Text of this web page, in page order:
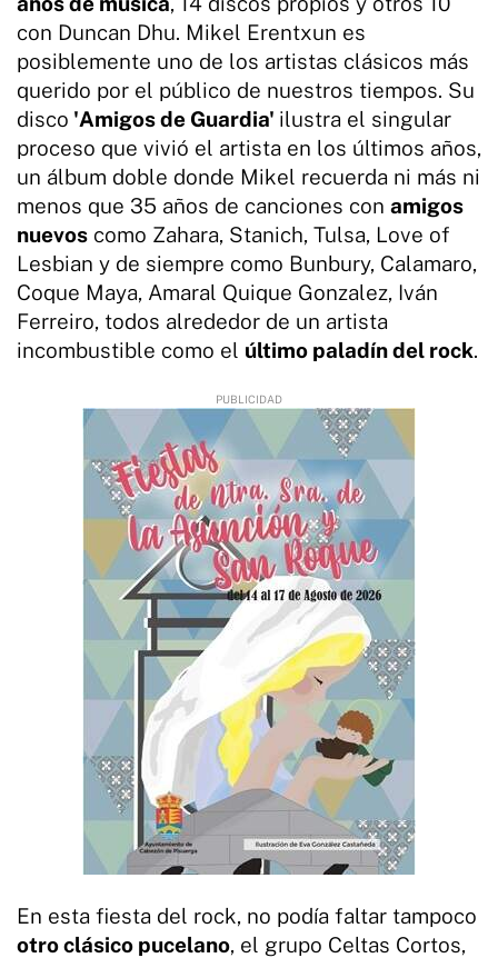
con Duncan Dhu. Mikel Erentxun es
posiblemente uno de los artistas clásicos más
querido por el público de nuestros tiempos. Su
disco 'Amigos de Guardia' ilustra el singular
proceso que vivió el artista en los últimos años,
un álbum doble donde Mikel recuerda ni más ni
menos que 35 años de canciones con amigos
nuevos como Zahara, Stanich, Tulsa, Love of
Lesbian y de siempre como Bunbury, Calamaro,
Coque Maya, Amaral Quique Gonzalez, Iván
Ferreiro, todos alrededor de un artista
incombustible como el último paladín del rock.
En esta fiesta del rock, no podía faltar tampoco
otro clásico pucelano, el grupo Celtas Cortos,